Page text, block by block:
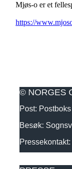
Mjøs-o er et
https://
© NORGES
Post:
Besøk:
Pressekontakt: